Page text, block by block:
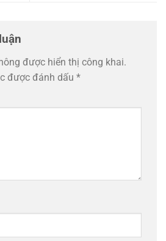
được hiển thị công khai.
được đánh dấu *